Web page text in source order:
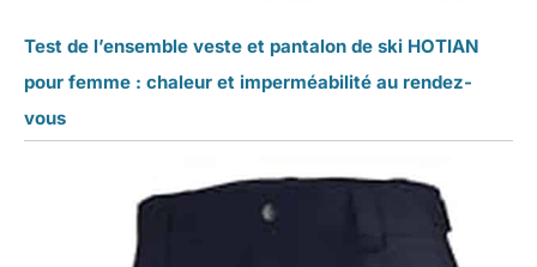
Test de l’ensemble veste et pantalon de ski HOTIAN
pour femme : chaleur et imperméabilité au rendez-
vous